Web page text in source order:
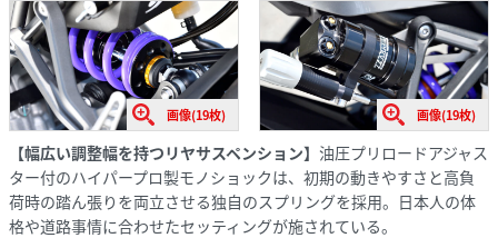
画像(19枚) 画像(19枚)
【幅広い調整幅を持つリヤサスペンション】 油圧プリロードアジャス
ター付のハイパープロ製モノショックは、初期の動きやすさと高負
荷時の踏ん張りを両立させる独自のスプリングを採用。日本人の体
格や道路事情に合わせたセッティングが施されている。